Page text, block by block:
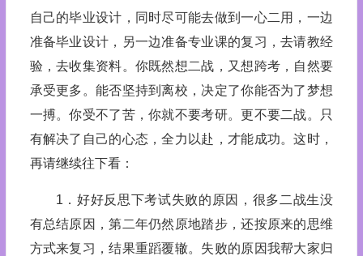
自己的毕业设计，同时尽可能去做到一心二用，一边
准备毕业设计，另一边准备专业课的复习，去请教经
验，去收集资料。你既然想二战，又想跨考，自然要
承受更多。能否坚持到离校，决定了你能否为了梦想
一搏。你受不了苦，你就不要考研。更不要二战。只
有解决了自己的心态，全力以赴，才能成功。这时，
再请继续往下看：
1．好好反思下考试失败的原因，很多二战生没
有总结原因，第二年仍然原地踏步，还按原来的思维
方式来复习，结果重蹈覆辙。失败的原因我帮大家归